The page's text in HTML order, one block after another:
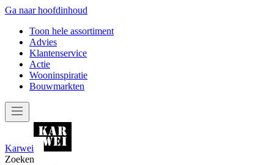
Ga naar hoofdinhoud
Toon hele assortiment
Advies
Klantenservice
Actie
Wooninspiratie
Bouwmarkten
Karwei
Zoeken